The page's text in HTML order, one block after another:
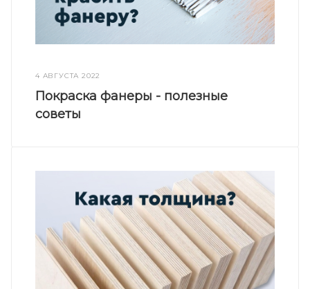
4 АВГУСТА 2022
Покраска фанеры - полезные
советы